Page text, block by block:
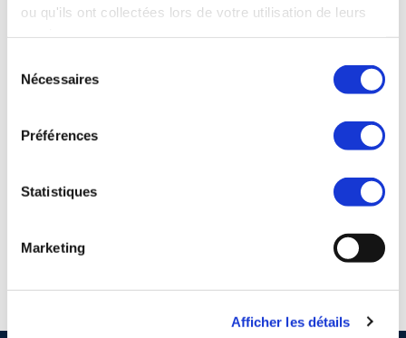
ou qu'ils ont collectées lors de votre utilisation de leurs
Nécessaires
Préférences
Statistiques
Marketing
Afficher les détails